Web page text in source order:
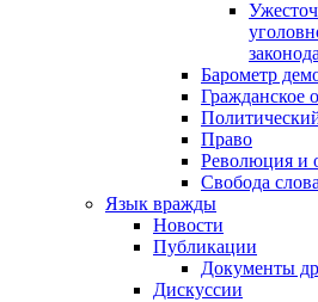
Барометр
Гражданское
Право
Революция и
Свобода
Язык вражды
Новости
Публикации
Документы
Дискуссии